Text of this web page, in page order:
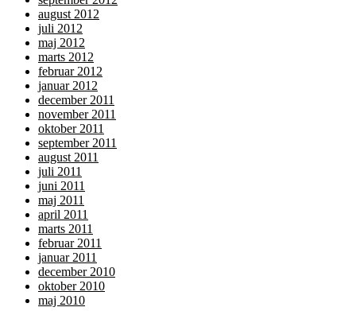
august 2012
juli 2012
maj 2012
marts 2012
februar 2012
januar 2012
december 2011
november 2011
oktober 2011
september 2011
august 2011
juli 2011
juni 2011
maj 2011
april 2011
marts 2011
februar 2011
januar 2011
december 2010
oktober 2010
maj 2010